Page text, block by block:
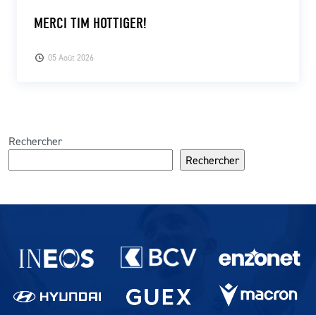
05 Août 2026
MERCI TIM HOTTIGER!
Rechercher
Rechercher
Partenaires du lausanne-Sport